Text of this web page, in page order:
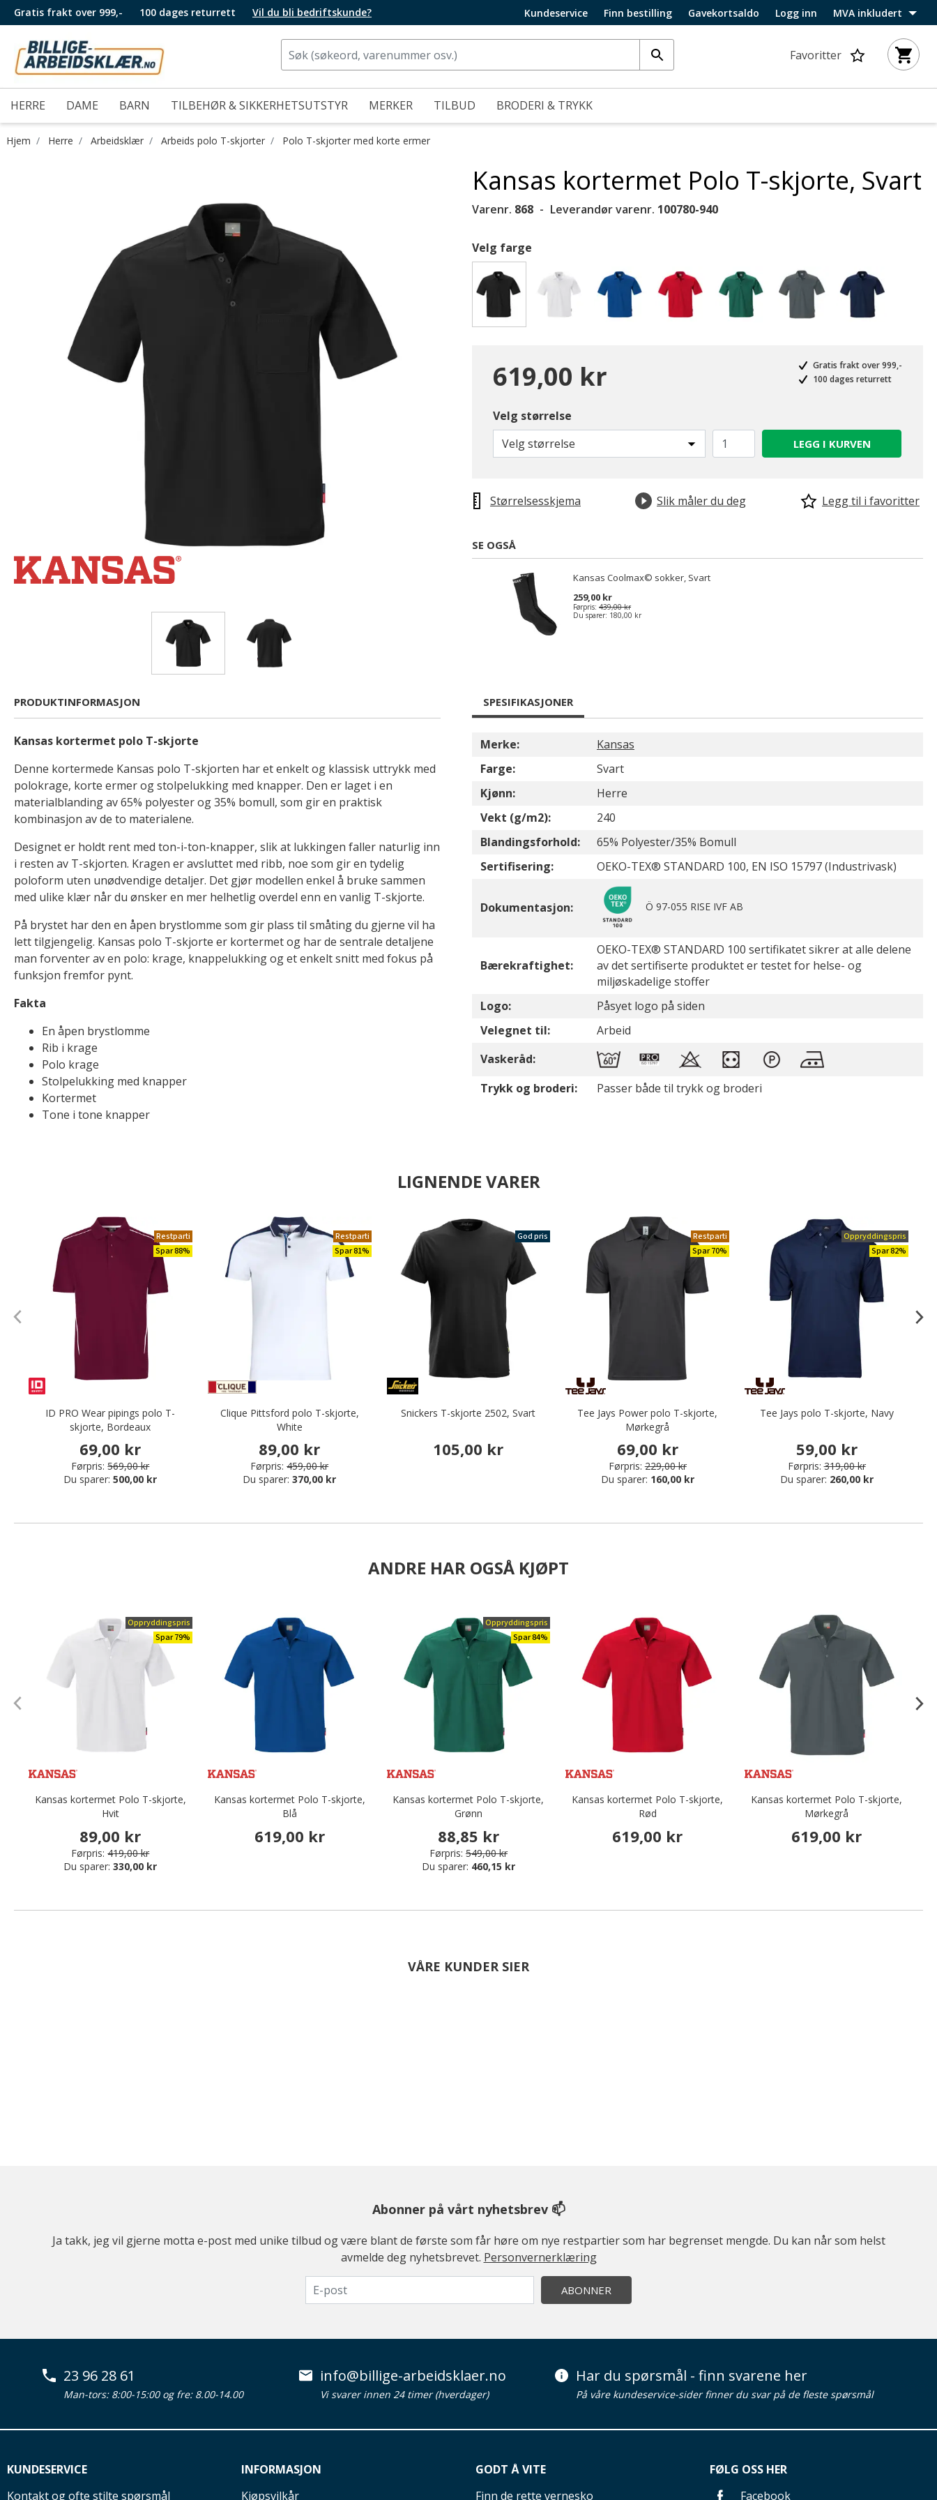
Gratis frakt over 999,- 100 dages returrett Vil du bli bedriftskunde? Kundeservice Finn bestilling Gavekortsaldo Logg inn MVA inkludert
Favoritter
HERRE DAME BARN TILBEHØR & SIKKERHETSUTSTYR MERKER TILBUD BRODERI & TRYKK
Hjem Herre Arbeidsklær Arbeids polo T-skjorter Polo T-skjorter med korte ermer
Kansas kortermet Polo T-skjorte, Svart
Varenr. 868 Leverandør varenr. 100780-940
Velg farge
619,00 kr
Gratis frakt over 999,-
100 dages returrett
Velg størrelse
Velg størrelse
LEGG I KURVEN
Størrelsesskjema Slik måler du deg Legg til i favoritter
SE OGSÅ
Kansas Coolmax© sokker, Svart
259,00 kr
Førpris: 439,00 kr
Du sparer: 180,00 kr
PRODUKTINFORMASJON
Kansas kortermet polo T-skjorte
Denne kortermede Kansas polo T-skjorten har et enkelt og klassisk uttrykk med
polokrage, korte ermer og stolpelukking med knapper. Den er laget i en
materialblanding av 65% polyester og 35% bomull, som gir en praktisk
kombinasjon av de to materialene.
Designet er holdt rent med ton-i-ton-knapper, slik at lukkingen faller naturlig inn
i resten av T-skjorten. Kragen er avsluttet med ribb, noe som gir en tydelig
poloform uten unødvendige detaljer. Det gjør modellen enkel å bruke sammen
med ulike klær når du ønsker en mer helhetlig overdel enn en vanlig T-skjorte.
På brystet har den en åpen brystlomme som gir plass til småting du gjerne vil ha
lett tilgjengelig. Kansas polo T-skjorte er kortermet og har de sentrale detaljene
man forventer av en polo: krage, knappelukking og et enkelt snitt med fokus på
funksjon fremfor pynt.
Fakta
En åpen brystlomme
Rib i krage
Polo krage
Stolpelukking med knapper
Kortermet
Tone i tone knapper
SPESIFIKASJONER
Merke:
Kansas
Farge:
Svart
Kjønn:
Herre
Vekt (g/m2):
240
Blandingsforhold:
65% Polyester/35% Bomull
Sertifisering:
OEKO-TEX® STANDARD 100, EN ISO 15797 (Industrivask)
Dokumentasjon: Ö 97-055 RISE IVF AB
Bærekraftighet:
OEKO-TEX® STANDARD 100 sertifikatet sikrer at alle delene
av det sertifiserte produktet er testet for helse- og
miljøskadelige stoffer
Logo:
Påsyet logo på siden
Velegnet til:
Arbeid
Vaskeråd:
Trykk og broderi:
Passer både til trykk og broderi
LIGNENDE VARER
Restparti
Spar 88%
ID PRO Wear pipings polo T-
skjorte, Bordeaux
69,00 kr
Førpris: 569,00 kr
Du sparer:500,00 kr
Restparti
Spar 81%
Clique Pittsford polo T-skjorte,
White
89,00 kr
Førpris: 459,00 kr
Du sparer:370,00 kr
God pris
Snickers T-skjorte 2502, Svart
105,00 kr
Restparti
Spar 70%
Tee Jays Power polo T-skjorte,
Mørkegrå
69,00 kr
Førpris: 229,00 kr
Du sparer: 160,00 kr
Oppryddingspris
Spar 82%
Tee Jays polo T-skjorte, Navy
59,00 kr
Førpris: 319,00 kr
Du sparer: 260,00 kr
ANDRE HAR OGSÅ KJØPT
Oppryddingspris
Spar 79%
Kansas kortermet Polo T-skjorte,
Hvit
89,00 kr
Førpris: 419,00 kr
Du sparer:330,00 kr
Kansas kortermet Polo T-skjorte,
Blå
619,00 kr
Oppryddingspris
Spar 84%
Kansas kortermet Polo T-skjorte,
Grønn
88,85 kr
Førpris: 549,00 kr
Du sparer: 460,15 kr
Kansas kortermet Polo T-skjorte,
Rød
619,00 kr
Kansas kortermet Polo T-skjorte,
Mørkegrå
619,00 kr
VÅRE KUNDER SIER
Abonner på vårt nyhetsbrev 📫
Ja takk, jeg vil gjerne motta e-post med unike tilbud og være blant de første som får høre om nye restpartier som har begrenset mengde. Du kan når som helst
avmelde deg nyhetsbrevet. Personvernerklæring
ABONNER
23 96 28 61
Man-tors: 8:00-15:00 og fre: 8.00-14.00
info@billige-arbeidsklaer.no
Vi svarer innen 24 timer (hverdager)
Har du spørsmål - finn svarene her
På våre kundeservice-sider finner du svar på de fleste spørsmål
KUNDESERVICE
Kontakt og ofte stilte spørsmål
INFORMASJON
Kjøpsvilkår
GODT Å VITE
Finn de rette vernesko
FØLG OSS HER
Facebook